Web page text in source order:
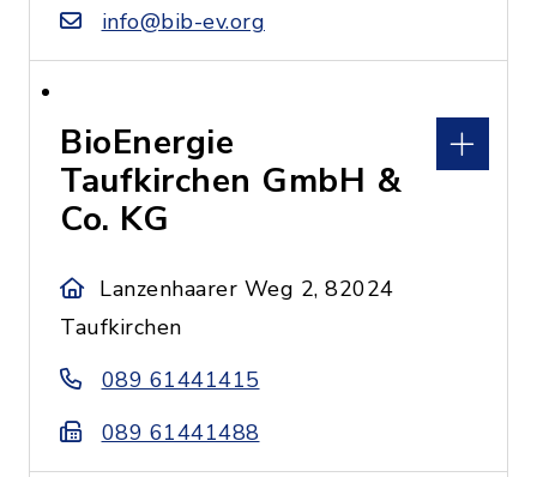
info@bib-ev.org
BioEnergie
Taufkirchen GmbH &
Co. KG
Lanzenhaarer Weg 2, 82024
Taufkirchen
089 61441415
089 61441488